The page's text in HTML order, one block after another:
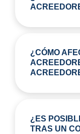
¿CÓMO
¿ES
TRAS UN